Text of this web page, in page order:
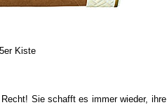
Kiste
Sie schafft es immer wieder, ihre